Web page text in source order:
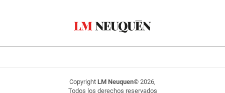
Copyright LM Neuquen© 2026,
Todos los derechos reservados